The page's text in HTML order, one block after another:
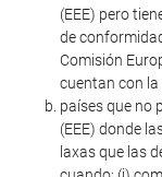
(EEE) pero
de
Comisión
cuentan con
países que no
(EEE) donde
laxas que las